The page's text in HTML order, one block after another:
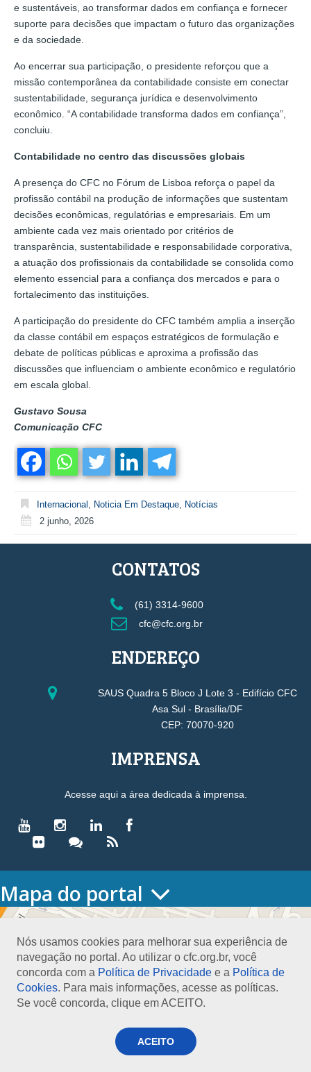
e sustentáveis, ao transformar dados em confiança e fornecer
suporte para decisões que impactam o futuro das organizações
e da sociedade.
Ao encerrar sua participação, o presidente reforçou que a
missão contemporânea da contabilidade consiste em conectar
sustentabilidade, segurança jurídica e desenvolvimento
econômico. “A contabilidade transforma dados em confiança”,
concluiu.
Contabilidade no centro das discussões globais
A presença do CFC no Fórum de Lisboa reforça o papel da
profissão contábil na produção de informações que sustentam
decisões econômicas, regulatórias e empresariais. Em um
ambiente cada vez mais orientado por critérios de
transparência, sustentabilidade e responsabilidade corporativa,
a atuação dos profissionais da contabilidade se consolida como
elemento essencial para a confiança dos mercados e para o
fortalecimento das instituições.
A participação do presidente do CFC também amplia a inserção
da classe contábil em espaços estratégicos de formulação e
debate de políticas públicas e aproxima a profissão das
discussões que influenciam o ambiente econômico e regulatório
em escala global.
Gustavo Sousa
Comunicação CFC
Internacional , Noticia Em Destaque, Notícias
2 junho, 2026
Nós usamos cookies para melhorar sua experiência de
navegação no portal. Ao utilizar o cfc.org.br, você
concorda com a Política de Privacidade e a Política de
Cookies. Para mais informações, acesse as políticas.
Se você concorda, clique em ACEITO.
ACEITO
CONTATOS
(61) 3314-9600
cfc@cfc.org.br
ENDEREÇO
SAUS Quadra 5 Bloco J Lote 3 - Edifício CFC
Asa Sul - Brasília/DF
CEP: 70070-920
IMPRENSA
Acesse aqui a área dedicada à imprensa.
Mapa do portal
HOME
Conselho Diretor
Nossa Sede
Planejamento
Organograma
Medalha João Lyra